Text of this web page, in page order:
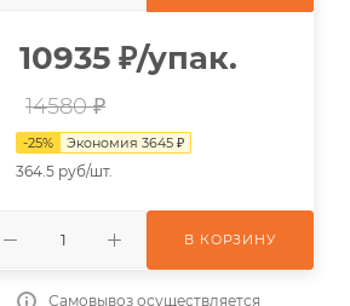
10935 ₽/упак.
14580 ₽
-25% Экономия3645 ₽
364.5 руб/шт.
В КОРЗИНУ
Самовывоз осуществляется